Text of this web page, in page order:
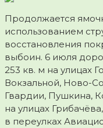
Продолжается
использованием
восстановления
выбоин. 6 июля
253 кв. м на улицах
Вокзальной, Ново-
Гвардии, Пушкина,
на улицах
в переулках